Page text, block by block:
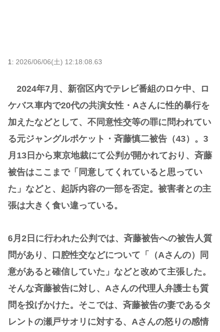
1: 2026/06/06(土) 12:18:08.63
2024年7月、新宿区内でテレビ番組のロケ中、ロ
ケバス車内で20代の共演女性・Aさんに性的暴行を
加えたなどとして、不同意性交等の罪に問われてい
る元ジャングルポケット・斉藤慎二被告（43）。3
月13日から東京地裁にて公判が開かれており、斉藤
被告はここまで「同意してくれていると思ってい
た」などと、起訴内容の一部を否定。被害者との主
張は大きく食い違っている。
6月2日に行われた公判では、斉藤被告への被告人質
問があり、口腔性交などについて「（Aさんの）同
意があると確信していた」などと改めて主張した。
そんな斉藤被告に対し、Aさんの代理人弁護士も質
問を投げかけた。そこでは、斉藤被告の妻であるタ
レントの瀬戸サオリに対する、Aさんの怒りの感情